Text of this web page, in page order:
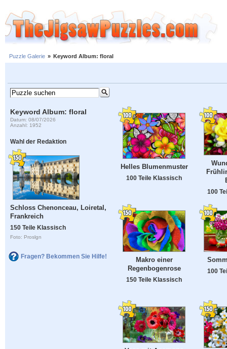
Puzzle Galerie » Keyword Album: floral
Keyword Album: floral
Datum: 08/07/2026
Anzahl: 1952
Wahl der Redaktion
Schloss Chenonceau, Loiretal,
Frankreich
150 Teile Klassisch
Foto: Proslgn
Fragen? Bekommen Sie Hilfe!
Helles Blumenmuster
100 Teile Klassisch
100
Makro einer
Regenbogenrose
150 Teile Klassisch
100